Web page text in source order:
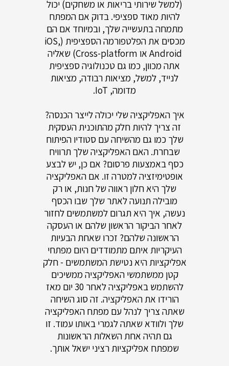
(למשל שירותי בריאות או משחקים) יכול
להיות מאוד ספציפי. בדוק אם המפתח
מתמחה בתעשייה שלך, ובמיוחד אם הם
מכסים את הפלטפורמה הספציפית (iOS,
Android או Cross-platform) שאליה
אתה מכוון, כמו גם טכנולוגיה ספציפית
לנייד, למשל, מציאות רבודה, מציאות
מדומה, IoT.
איך האפליקציה שלי יכולה לייצר הכנסה?
זה צריך להיות חלק מהתוכנית העסקית
שלך כמו גם מהשיחה עם סטודיו הפיתוח
שבחרת. האם האפליקציה שלך תרוויח
כסף באמצעות פרסום? אם כן, יש לבצע
אופטימיזציה למטרה זו. אם האפליקציה
שלך היא חלון ראווה של חנות, או רק
מובילה תנועה לאתר שלך שבו הכסף
נעשה, איך היא תגרום למשתמשים לחזור
לאחר הביקור הראשון שלהם או העסקה
הראשונה שלהם? זכרו שאחת הבעיות
העיקריות איתם מתמודדים היום מפתחי
אפליקציות היא נטישת המשתמשים - חלק
קטן ממשתמשי האפליקציה ממשיכים
להשתמש באפליקציה לאחר 30 יום מאז
הורידו את האפליקציה. זה סוג השיחה
שאתה צריך לנהל עם מפתח האפליקציה
שלך ולוודא שאתה לגמרי באותו עמוד. זו
גם תהיה אחת השאלות הראשונות
שמפתח אפליקציות רציני ישאל אותך.